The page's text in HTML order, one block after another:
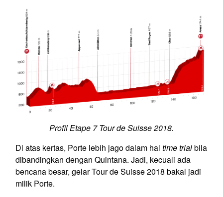
Profil Etape 7 Tour de Suisse 2018.
Di atas kertas, Porte lebih jago dalam hal time trialbila
dibandingkan dengan Quintana. Jadi, kecuali ada
bencana besar, gelar Tour de Suisse 2018 bakal jadi
milik Porte.